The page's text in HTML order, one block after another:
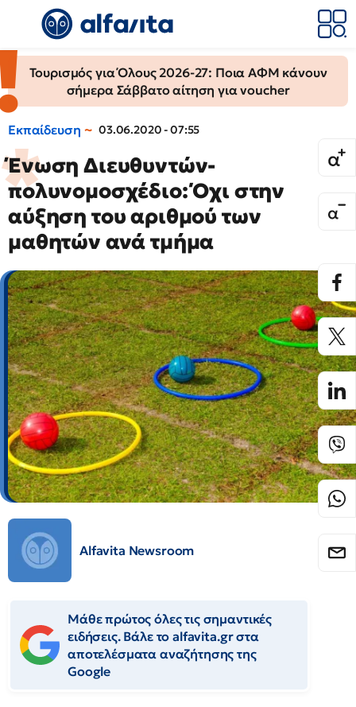
Τουρισμός για Όλους 2026-27: Ποια ΑΦΜ κάνουν
σήμερα Σάββατο αίτηση για voucher
Εκπαίδευση 03.06.2020 - 07:55
Ένωση Διευθυντών-
πολυνομοσχέδιο: Όχι στην
αύξηση του αριθμού των
μαθητών ανά τμήμα
Alfavita Newsroom
Μάθε πρώτος όλες τις σημαντικές
ειδήσεις. Βάλε το alfavita.gr στα
αποτελέσματα αναζήτησης της
Google